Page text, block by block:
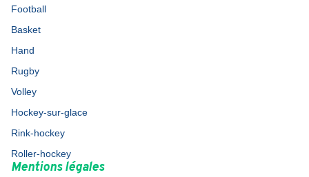
Football
Basket
Hand
Rugby
Volley
Hockey-sur-glace
Rink-hockey
Roller-hockey
Mentions légales